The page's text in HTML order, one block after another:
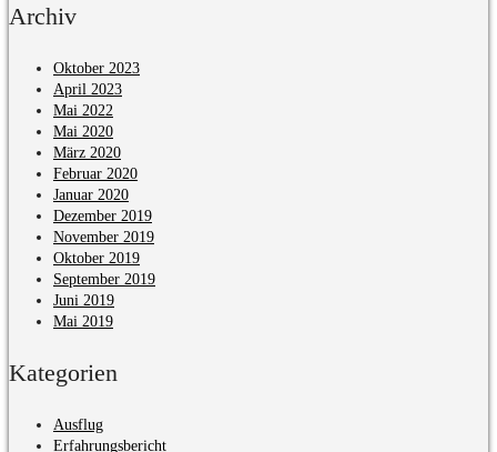
Archiv
Oktober 2023
April 2023
Mai 2022
Mai 2020
März 2020
Februar 2020
Januar 2020
Dezember 2019
November 2019
Oktober 2019
September 2019
Juni 2019
Mai 2019
Kategorien
Ausflug
Erfahrungsbericht